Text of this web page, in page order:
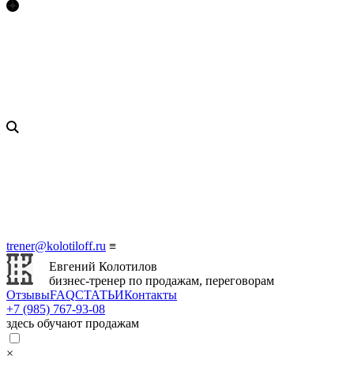
trener@kolotiloff.ru ≡
Евгений Колотилов
бизнес-тренер по продажам, переговорам
ОтзывыFAQСТАТЬИКонтакты
+7 (985) 767‑93‑08
здесь обучают продажам
×